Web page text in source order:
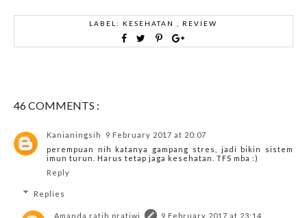
LABEL: KESEHATAN REVIEW
46 COMMENTS :
Kanianingsih
9 February 2017 at 20:07
perempuan nih katanya gampang stres, jadi bikin sistem
imun turun. Harus tetap jaga kesehatan. TFS mba :)
Reply
Replies
Amanda ratih pratiwi
9 February 2017 at 23:14